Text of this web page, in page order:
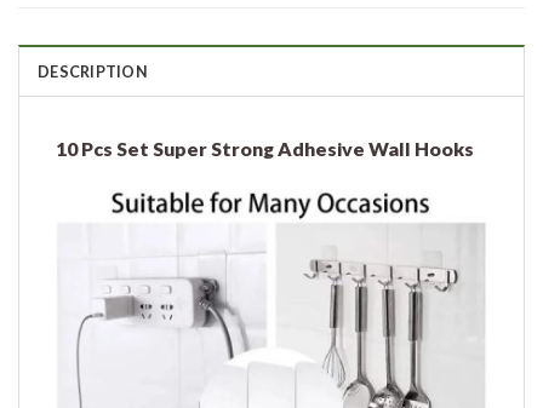
DESCRIPTION
10 Pcs Set Super Strong Adhesive Wall Hooks